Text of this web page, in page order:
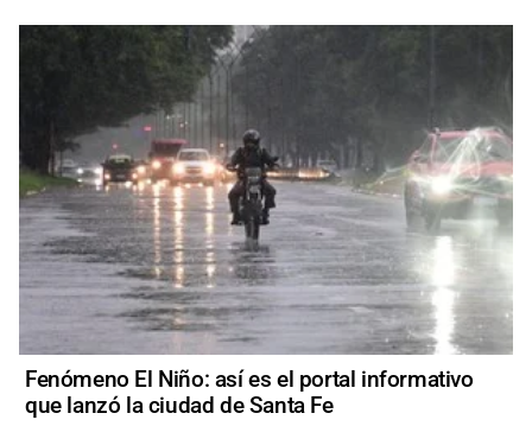
Fenómeno El Niño: así es el portal informativo
que lanzó la ciudad de Santa Fe